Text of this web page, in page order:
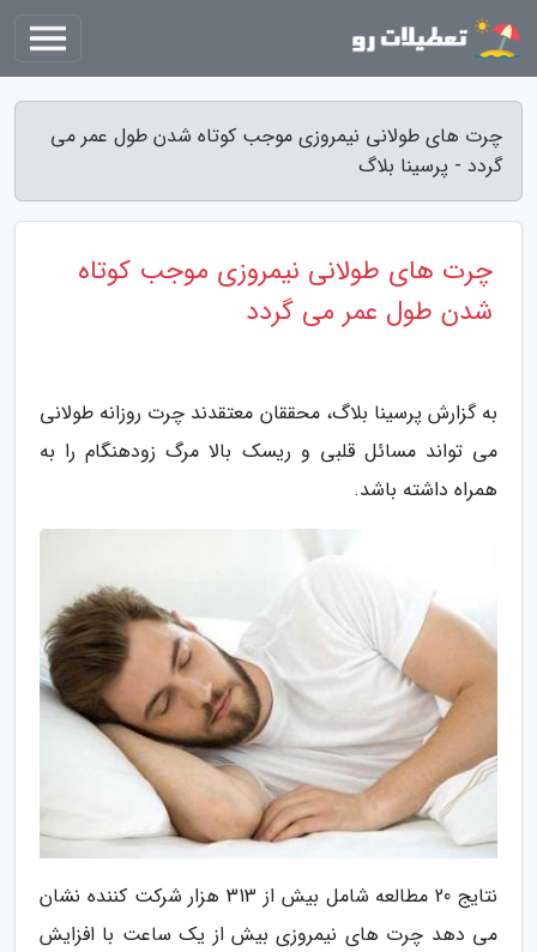
چرت های طولانی نیمروزی موجب کوتاه شدن طول عمر می
گردد - پرسینا بلاگ
چرت های طولانی نیمروزی موجب کوتاه
شدن طول عمر می گردد
به گزارش پرسینا بلاگ، محققان معتقدند چرت روزانه طولانی
می تواند مسائل قلبی و ریسک بالا مرگ زودهنگام را به
همراه داشته باشد.
نتایج 20 مطالعه شامل بیش از 313 هزار شرکت کننده نشان
می دهد چرت های نیمروزی بیش از یک ساعت با افزایش